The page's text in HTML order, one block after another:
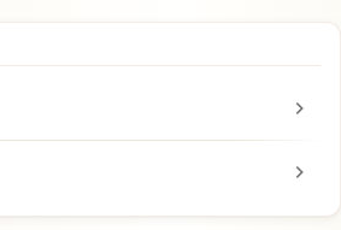
chevron_right
chevron_right